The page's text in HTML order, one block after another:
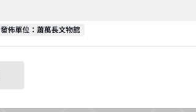
發佈單位
發佈單位：蕭萬長文物館